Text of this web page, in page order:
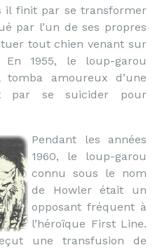
il finit par se transformer
par l’un de ses propres
tout chien venant sur
1955, le loup-garou
amoureux d’une
par se suicider pour
Pendant les années
1960, le loup-garou
connu sous le nom
de Howler était un
opposant fréquent à
l’héroïque First Line.
une transfusion de